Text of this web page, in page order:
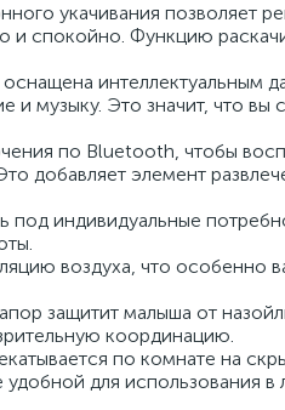
укачивания позволяет
и спокойно. Функцию
интеллектуальным
и музыку. Это значит, что вы
по Bluetooth, чтобы
добавляет элемент
под индивидуальные
воздуха, что особенно
защитит малыша от
координацию.
по комнате на
удобной для использования